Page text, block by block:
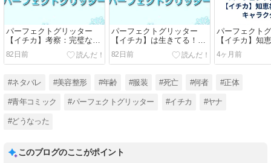
パーフェクトグリッター
【イチカ】考察：完璧なイ
ンフルエンサーが隠し続け
た"本当の顔"とは！？
82日前
パーフェクトグリッター
【イチカ】は生きてる！？
失踪の真相と生存の証拠を
ネタバレ考察
82日前
パーフェクト
【イチカ】知
くキャラクタ
4ヶ月前
#ネタバレ #美容整形 #年齢 #服装 #死亡 #何者 #正体
#青年コミック #パーフェクトグリッター #イチカ #ヤナ
#どうなった
このブログのここがポイント